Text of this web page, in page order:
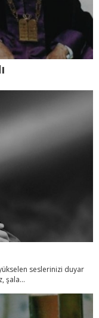
seslerinizi duyar
şala...